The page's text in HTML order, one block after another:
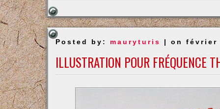
Posted by: mauryturis | on février
ILLUSTRATION POUR FRÉQUENCE